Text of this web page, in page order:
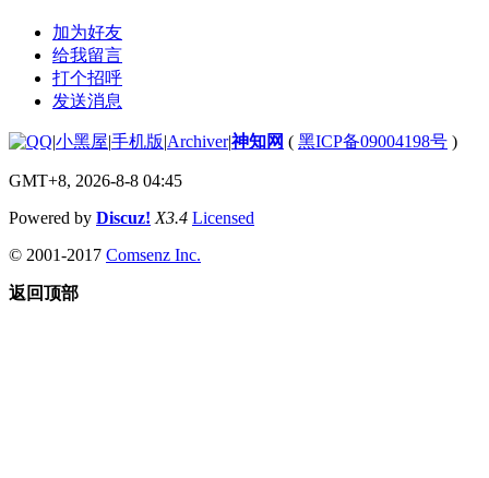
加为好友
给我留言
打个招呼
发送消息
|小黑屋|手机版|Archiver|神知网 ( 黑ICP备09004198号 )
GMT+8, 2026-8-8 04:45
Powered by Discuz! X3.4 Licensed
© 2001-2017 Comsenz Inc.
返回顶部